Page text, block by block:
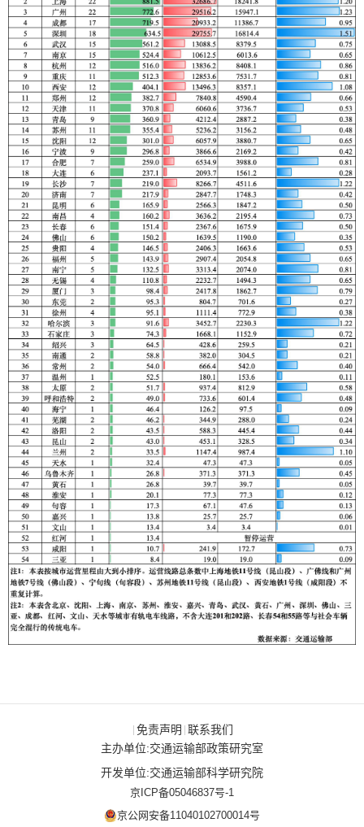
| 免责声明 | 联系我们
主办单位:交通运输部政策研究室
开发单位:交通运输部科学研究院
京ICP备05046837号-1
京公网安备11040102700014号